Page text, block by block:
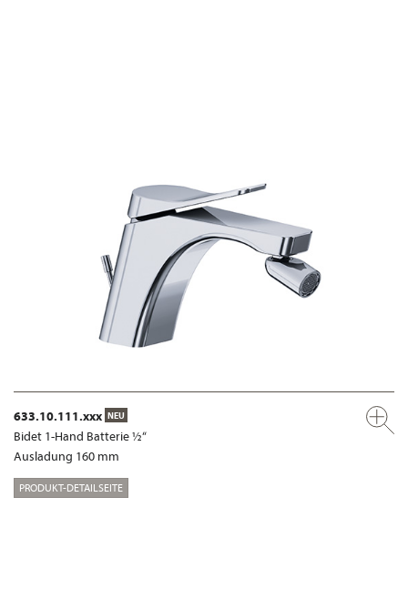
633.10.111.xxx NEU
Bidet 1-Hand Batterie ½“
Ausladung 160 mm
PRODUKT-DETAILSEITE